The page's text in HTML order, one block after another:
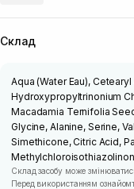
Склад
Aqua (Water Eau),
Hydroxypropyltrinonium
Macadamia Ternifolia
Glycine, Alanine, Serine,
Simethicone, Citric Acid,
Склад засобу може
Перед використанням